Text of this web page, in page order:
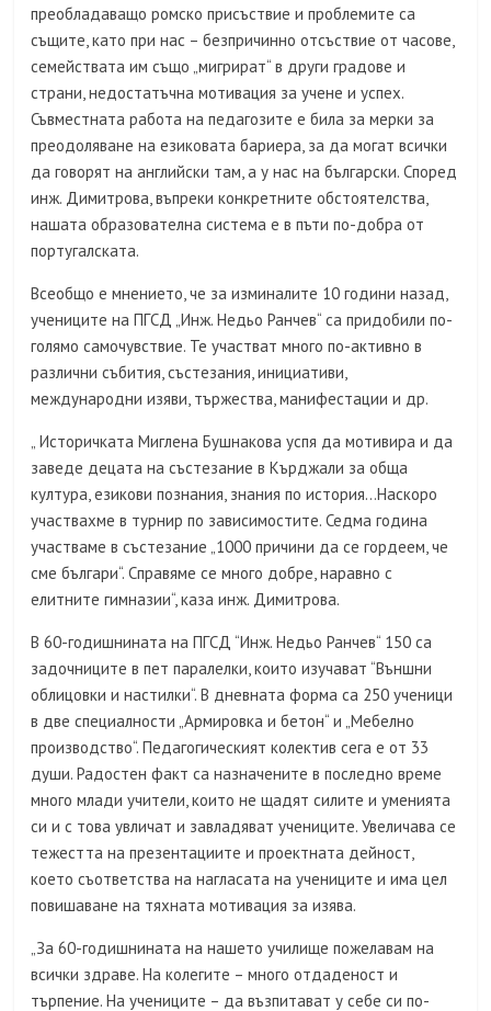
преобладаващо ромско присъствие и проблемите са
същите, като при нас – безпричинно отсъствие от часове,
семействата им също „мигрират“ в други градове и
страни, недостатъчна мотивация за учене и успех.
Съвместната работа на педагозите е била за мерки за
преодоляване на езиковата бариера, за да могат всички
да говорят на английски там, а у нас на български. Според
инж. Димитрова, въпреки конкретните обстоятелства,
нашата образователна система е в пъти по-добра от
португалската.
Всеобщо е мнението, че за изминалите 10 години назад,
учениците на ПГСД „Инж. Недьо Ранчев“ са придобили по-
голямо самочувствие. Те участват много по-активно в
различни събития, състезания, инициативи,
международни изяви, тържества, манифестации и др.
„ Историчката Миглена Бушнакова успя да мотивира и да
заведе децата на състезание в Кърджали за обща
култура, езикови познания, знания по история…Наскоро
участвахме в турнир по зависимостите. Седма година
участваме в състезание „1000 причини да се гордеем, че
сме българи“. Справяме се много добре, наравно с
елитните гимназии“, каза инж. Димитрова.
В 60-годишнината на ПГСД “Инж. Недьо Ранчев“ 150 са
задочниците в пет паралелки, които изучават “Външни
облицовки и настилки“. В дневната форма са 250 ученици
в две специалности „Армировка и бетон“ и „Мебелно
производство“. Педагогическият колектив сега е от 33
души. Радостен факт са назначените в последно време
много млади учители, които не щадят силите и уменията
си и с това увличат и завладяват учениците. Увеличава се
тежестта на презентациите и проектната дейност,
което съответства на нагласата на учениците и има цел
повишаване на тяхната мотивация за изява.
„За 60-годишнината на нашето училище пожелавам на
всички здраве. На колегите – много отдаденост и
търпение. На учениците – да възпитават у себе си по-